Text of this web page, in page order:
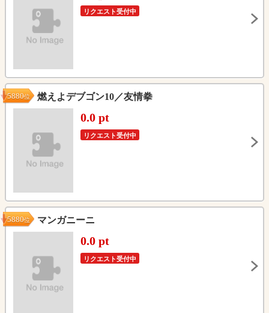
リクエスト受付中
燃えよデブゴン10／友情拳
5880位
0.0 pt
リクエスト受付中
マンガニーニ
5880位
0.0 pt
リクエスト受付中